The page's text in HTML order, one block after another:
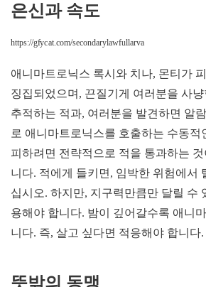
은신과 속도
https://gfycat.com/secondarylawfullarva
애니마트로닉스 록시와 치나, 몬티가
징집되었으며, 끈질기게 여러분을 사
추적하는 적과, 여러분을 발견하면 알
로 애니마트로닉스를 호출하는 수동적
피하려면 전략적으로 적을 통과하는
니다. 적에게 들키면, 임박한 위험에서
십시오. 하지만, 지구력만큼만 달릴 수
용해야 합니다. 밤이 깊어갈수록 애니
니다. 즉, 살고 싶다면 적응해야 합니다.
뜻밖의 동맹